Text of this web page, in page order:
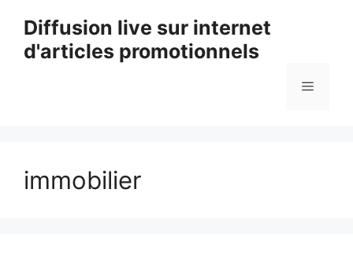
contenu
Diffusion live sur internet
d'articles promotionnels
Menu
immobilier